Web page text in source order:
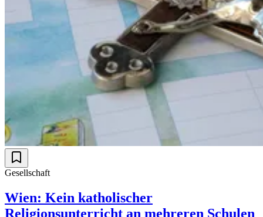
Gesellschaft
Wien: Kein katholischer
Religionsunterricht an mehreren Schulen